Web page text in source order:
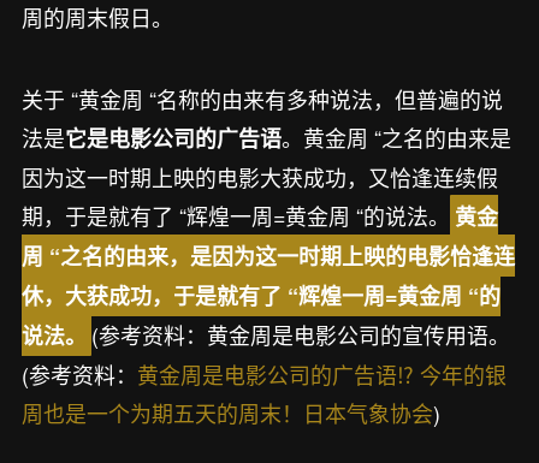
周的周末假日。
关于 “黄金周 “名称的由来有多种说法，但普遍的说
法是它是电影公司的广告语。黄金周 “之名的由来是
因为这一时期上映的电影大获成功，又恰逢连续假
期，于是就有了 “辉煌一周=黄金周 “的说法。
黄金
周 “之名的由来，是因为这一时期上映的电影恰逢连
休，大获成功，于是就有了 “辉煌一周=黄金周 “的
说法。
(参考资料：黄金周是电影公司的宣传用语。
(参考资料： 黄金周是电影公司的广告语⁉ 今年的银
周也是一个为期五天的周末！日本气象协会)